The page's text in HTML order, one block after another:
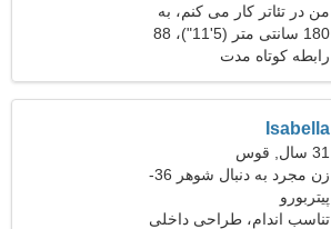
من در تئاتر کار می کنم، به
یک زن پرشور نیاز دارم
180 سانتی متر (5'11")، 88
کیلوگرم (194 پوند)
رابطه کوتاه مدت
Isabella
31 سال, قوس
زن مجرد به دنبال شوهر 36-
39
پیتربورو
تناسب اندام، طراحی داخلی